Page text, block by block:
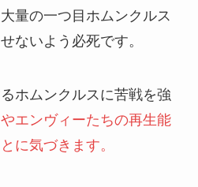
量の一つ目ホムンクルス
ないよう必死です。
ホムンクルスに苦戦を強
エンヴィーたちの再生能
に気づきます。